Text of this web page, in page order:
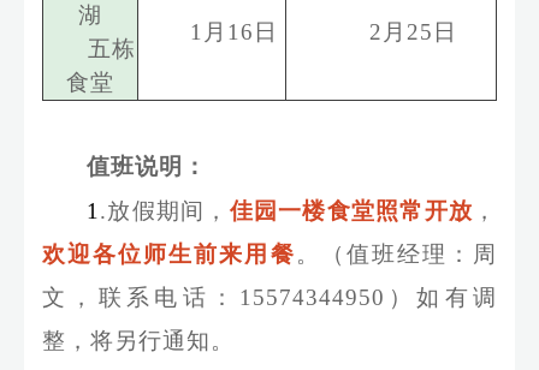
湖
五栋
食堂
1 月 16 日 2 月 25 日
值班说明：
1 .放假期间， 佳园一楼食堂照常开放 ，
欢迎各位师生前来用餐。（值班经理：周
文，联系电话： 15574344950 ）如有调
整，将另行通知。